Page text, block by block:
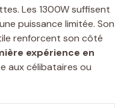
Les 1300W suffisent
puissance limitée. Son
renforcent son côté
expérience en
aux célibataires ou